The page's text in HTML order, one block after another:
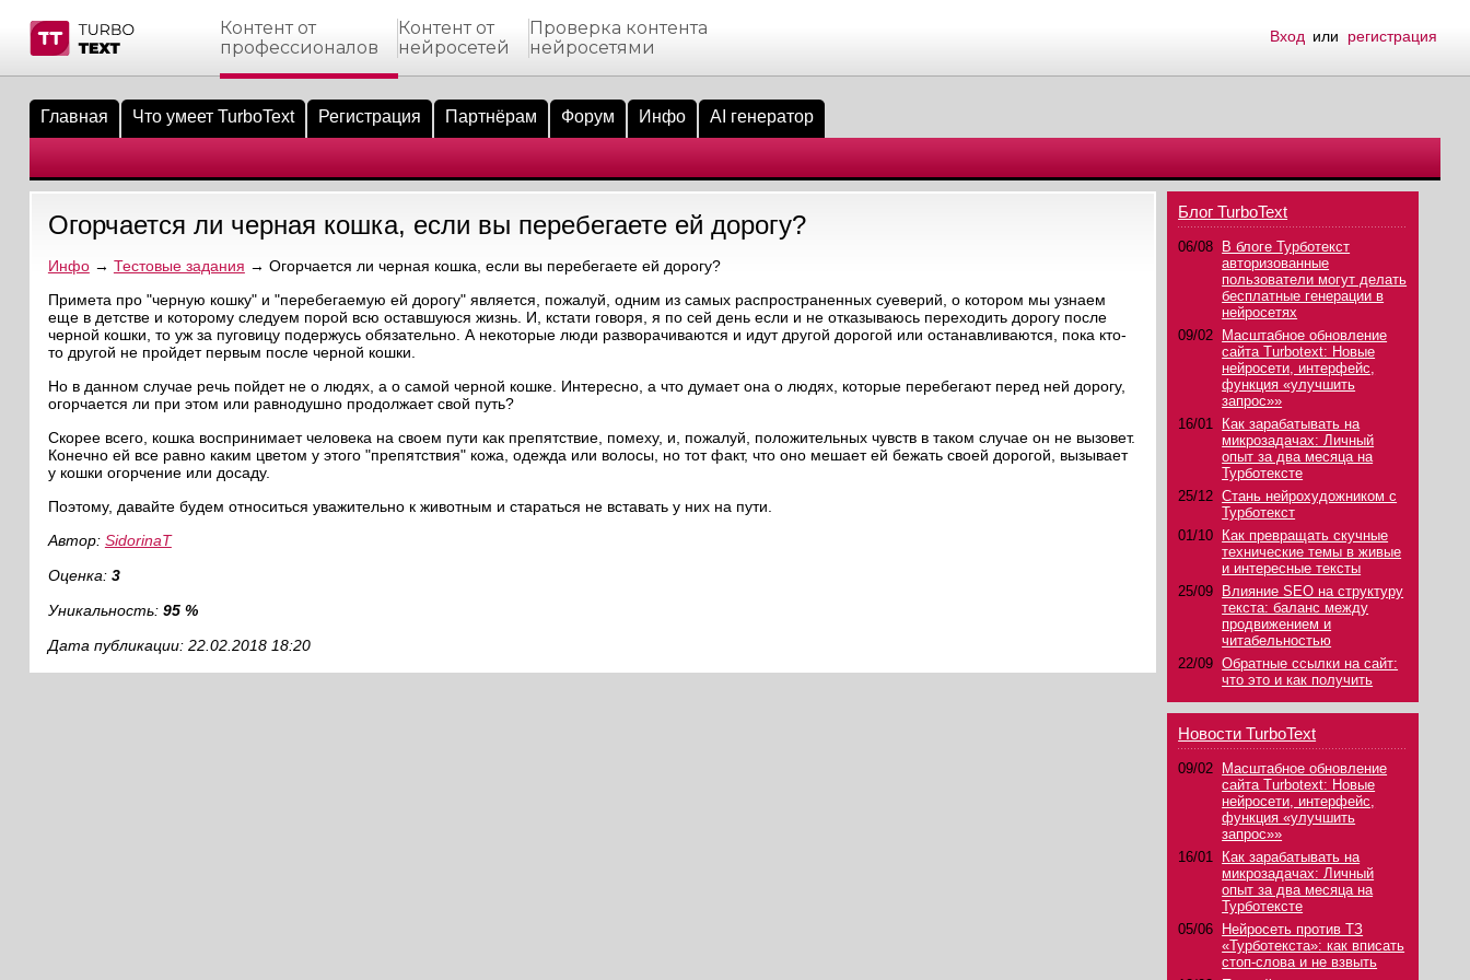
материалы
биржи
пользователи
на сайте
пользователей
сообщения
по форуму
Контент от
профессионалов
Контент от
нейросетей
Проверка контента
нейросетями
Вход или регистрация
Главная Что умеет TurboText Регистрация Партнёрам Форум Инфо AI генератор
Огорчается ли черная кошка, если вы перебегаете ей дорогу?
Инфо→ Тестовые задания → Огорчается ли черная кошка, если вы перебегаете ей дорогу?
Примета про "черную кошку" и "перебегаемую ей дорогу" является, пожалуй, одним из самых распространенных суеверий, о котором мы узнаем
еще в детстве и которому следуем порой всю оставшуюся жизнь. И, кстати говоря, я по сей день если и не отказываюсь переходить дорогу после
черной кошки, то уж за пуговицу подержусь обязательно. А некоторые люди разворачиваются и идут другой дорогой или останавливаются, пока кто-
то другой не пройдет первым после черной кошки.
Но в данном случае речь пойдет не о людях, а о самой черной кошке. Интересно, а что думает она о людях, которые перебегают перед ней дорогу,
огорчается ли при этом или равнодушно продолжает свой путь?
Скорее всего, кошка воспринимает человека на своем пути как препятствие, помеху, и, пожалуй, положительных чувств в таком случае он не вызовет.
Конечно ей все равно каким цветом у этого "препятствия" кожа, одежда или волосы, но тот факт, что оно мешает ей бежать своей дорогой, вызывает
у кошки огорчение или досаду.
Поэтому, давайте будем относиться уважительно к животным и стараться не вставать у них на пути.
Автор: SidorinaT
Оценка: 3
Уникальность: 95 %
Дата публикации: 22.02.2018 18:20
Блог TurboText
06/08
В блоге Турботекст
авторизованные
пользователи могут делать
бесплатные генерации в
нейросетях
09/02
Масштабное обновление
сайта Turbotext: Новые
нейросети, интерфейс,
функция «улучшить
запрос»»
16/01
Как зарабатывать на
микрозадачах: Личный
опыт за два месяца на
Турботексте
25/12 Стань нейрохудожником с
Турботекст
01/10
Как превращать скучные
технические темы в живые
и интересные тексты
25/09
Влияние SEO на структуру
текста: баланс между
продвижением и
читабельностью
22/09 Обратные ссылки на сайт:
что это и как получить
Новости TurboText
09/02
Масштабное обновление
сайта Turbotext: Новые
нейросети, интерфейс,
функция «улучшить
запрос»»
16/01
Как зарабатывать на
микрозадачах: Личный
опыт за два месяца на
Турботексте
05/06
Нейросеть против ТЗ
«Турботекста»: как вписать
стоп-слова и не взвыть